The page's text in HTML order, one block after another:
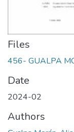
Files
456- GUALPA
Date
2024-02
Authors